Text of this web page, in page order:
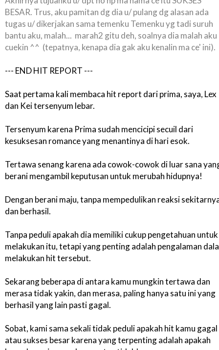
BESAR. Trus, aku pamitan dg dia u/ pulang dg alasan ada
tugas u/ dikerjakan sama temenku Temenku yg tadi suruh
bantu aku, malah... marah2 gitu deh, soalnya dia malah aku
cuekin ^^ (tepatnya, kenapa dia gak aku kenalin ma ce' ini).
--- END HIT REPORT ---
Saat pertama kali membaca hit report dari prima, saya, Lex
dan Kei tersenyum lebar.
Tersenyum karena Prima sudah mencicipi secuil dari
kesuksesan romance yang menantinya di hari esok.
Tertawa senang karena ada cowok-cowok di luar sana
berani mengambil keputusan untuk merubah hidupnya!
Dengan berani maju, tanpa mempedulikan reaksi
dan berhasil.
Tanpa peduli apakah dia memiliki cukup pengetahuan untuk
melakukan itu, tetapi yang penting adalah pengalaman
melakukan hit tersebut.
Sekarang beberapa di antara kamu mungkin tertawa dan
merasa tidak yakin, dan merasa, paling hanya satu ini yang
berhasil yang lain pasti gagal.
Sobat, kami sama sekali tidak peduli apakah hit kamu gagal
atau sukses besar karena yang terpenting adalah apakah